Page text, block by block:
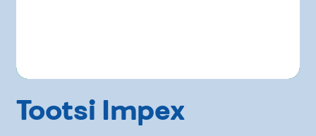
Tootsi Impex